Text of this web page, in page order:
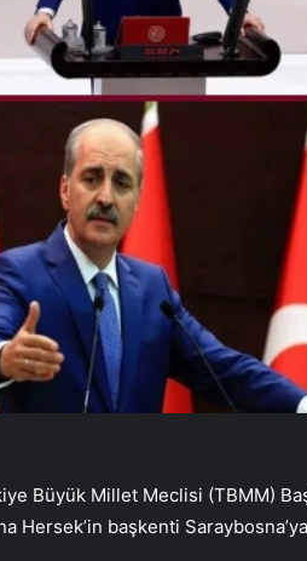
Büyük Millet Meclisi (TBMM)
Hersek’in başkenti